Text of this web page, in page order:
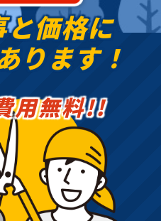
と価格に
ります！
用無料!!